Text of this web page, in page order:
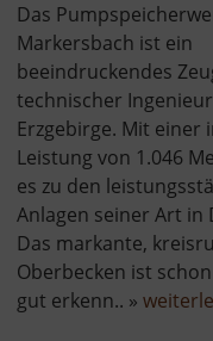
Das
Markersbach ist ein
beeindruckendes
technischer
Erzgebirge. Mit einer
Leistung von 1.046
es zu den
Anlagen seiner Art in
Das markante,
Oberbecken ist
gut erkenn.. »